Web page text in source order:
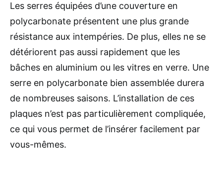
Les serres équipées d’une couverture en
polycarbonate présentent une plus grande
résistance aux intempéries. De plus, elles ne se
détériorent pas aussi rapidement que les
bâches en aluminium ou les vitres en verre. Une
serre en polycarbonate bien assemblée durera
de nombreuses saisons. L’installation de ces
plaques n’est pas particulièrement compliquée,
ce qui vous permet de l’insérer facilement par
vous-mêmes.